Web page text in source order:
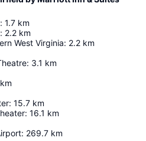
: 1.7 km
: 2.2 km
West Virginia: 2.2 km
: 3.1 km
km
: 15.7 km
: 16.1 km
: 269.7 km